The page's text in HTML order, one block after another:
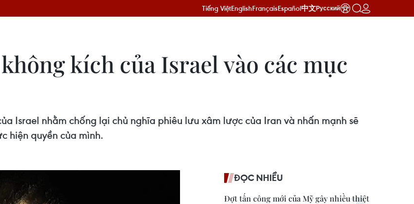
Tiếng ViệtEnglishFrançaisEspañol中文Русский
kích của Israel vào các mục
Israel nhằm chống lại chủ nghĩa phiêu lưu xâm lược của Iran và nhấn mạnh sẽ
hiện quyền của mình.
ĐỌC NHIỀU
Đợt tấn công mới của Mỹ gây nhiều thiệt